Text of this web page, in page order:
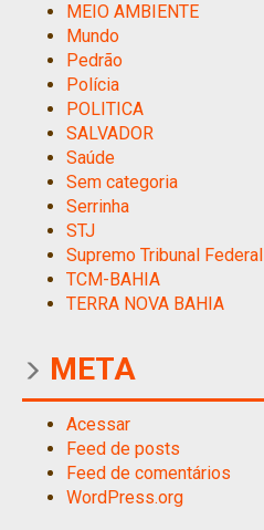
MEIO AMBIENTE
Mundo
Pedrão
Polícia
POLITICA
SALVADOR
Saúde
Sem categoria
Serrinha
STJ
Supremo Tribunal Federal
TCM-BAHIA
TERRA NOVA BAHIA
META
Acessar
Feed de posts
Feed de comentários
WordPress.org